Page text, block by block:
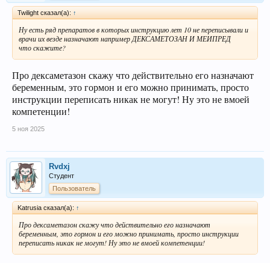
Twilight сказал(а): ↑
Ну есть ряд препаратов в которых инструкцию лет 10 не переписывали и
врачи их везде назначают например ДЕКСАМЕТОЗАН И МЕИПРЕД
что скажите?
Про дексаметазон скажу что действительно его назначают
беременным, это гормон и его можно принимать, просто
инструкции переписать никак не могут! Ну это не вмоей
компетенции!
5 ноя 2025
Rvdxj
Студент
Пользователь
Katrusia сказал(а): ↑
Про дексаметазон скажу что действительно его назначают
беременным, это гормон и его можно принимать, просто инструкции
переписать никак не могут! Ну это не вмоей компетенции!